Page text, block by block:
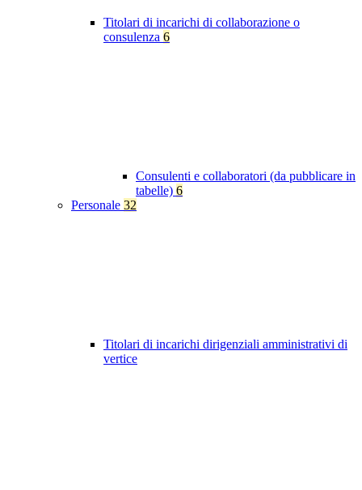
Titolari di incarichi di collaborazione o
consulenza 6
Consulenti e collaboratori (da pubblicare in
tabelle) 6
Personale 32
Titolari di incarichi dirigenziali amministrativi di
vertice